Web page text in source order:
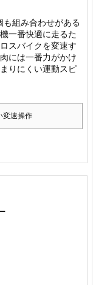
組み合わせがある
一番快適に走るた
スバイクを変速す
には一番力がかけ
りにくい運動スピ
変速操作